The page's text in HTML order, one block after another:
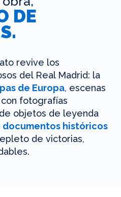
DE
revive los
del Real Madrid: la
de Europa, escenas
fotografías
objetos de leyenda
históricos
de victorias,